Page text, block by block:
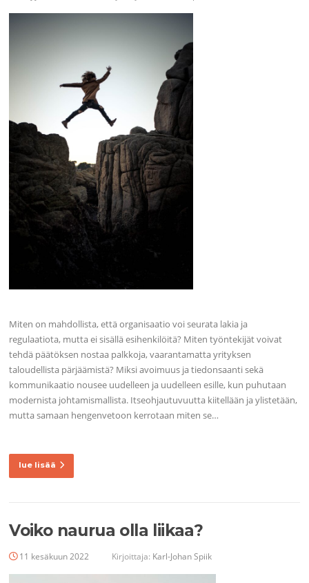
Miten on mahdollista, että organisaatio voi seurata lakia ja
regulaatiota, mutta ei sisällä esihenkilöitä? Miten työntekijät voivat
tehdä päätöksen nostaa palkkoja, vaarantamatta yrityksen
taloudellista pärjäämistä? Miksi avoimuus ja tiedonsaanti sekä
kommunikaatio nousee uudelleen ja uudelleen esille, kun puhutaan
modernista johtamismallista. Itseohjautuvuutta kiitellään ja ylistetään,
mutta samaan hengenvetoon kerrotaan miten se…
lue lisää
Voiko naurua olla liikaa?
11 kesäkuun 2022 Kirjoittaja: Karl-Johan Spiik